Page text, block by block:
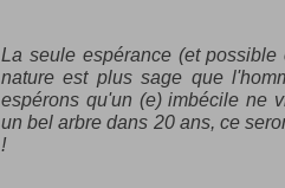
La seule espérance (et
nature est plus sage que
espérons qu'un (e) imbécile ne
un bel arbre dans 20 ans, ce
!